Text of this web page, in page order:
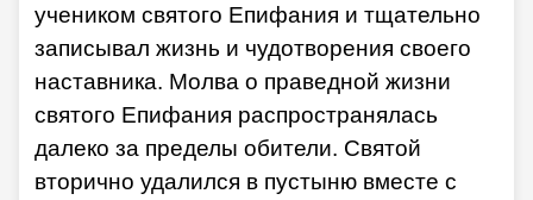
учеником святого Епифания и тщательно
записывал жизнь и чудотворения своего
наставника. Молва о праведной жизни
святого Епифания распространялась
далеко за пределы обители. Святой
вторично удалился в пустыню вместе с